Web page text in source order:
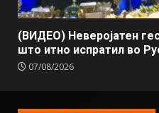
(ВИДЕО) Неверојатен
што итно испратил во
07/08/2026